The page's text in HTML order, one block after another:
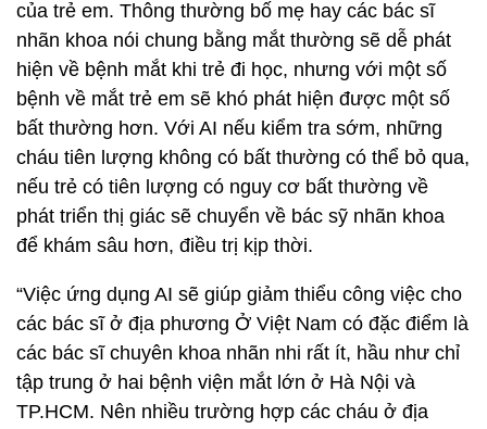
của trẻ em. Thông thường bố mẹ hay các bác sĩ
nhãn khoa nói chung bằng mắt thường sẽ dễ phát
hiện về bệnh mắt khi trẻ đi học, nhưng với một số
bệnh về mắt trẻ em sẽ khó phát hiện được một số
bất thường hơn. Với AI nếu kiểm tra sớm, những
cháu tiên lượng không có bất thường có thể bỏ qua,
nếu trẻ có tiên lượng có nguy cơ bất thường về
phát triển thị giác sẽ chuyển về bác sỹ nhãn khoa
để khám sâu hơn, điều trị kịp thời.
“Việc ứng dụng AI sẽ giúp giảm thiểu công việc cho
các bác sĩ ở địa phương Ở Việt Nam có đặc điểm là
các bác sĩ chuyên khoa nhãn nhi rất ít, hầu như chỉ
tập trung ở hai bệnh viện mắt lớn ở Hà Nội và
TP.HCM. Nên nhiều trường hợp các cháu ở địa